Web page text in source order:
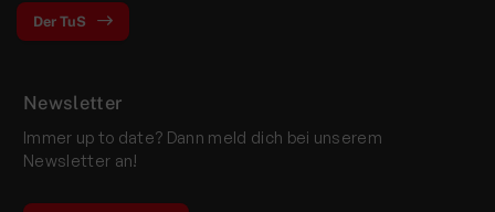
Der TuS
Newsletter
Immer up to date? Dann meld dich bei unserem
Newsletter an!